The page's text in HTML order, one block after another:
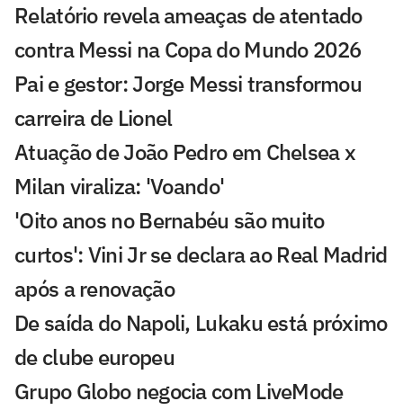
Relatório revela ameaças de atentado
contra Messi na Copa do Mundo 2026
Pai e gestor: Jorge Messi transformou
carreira de Lionel
Atuação de João Pedro em Chelsea x
Milan viraliza: 'Voando'
'Oito anos no Bernabéu são muito
curtos': Vini Jr se declara ao Real Madrid
após a renovação
De saída do Napoli, Lukaku está próximo
de clube europeu
Grupo Globo negocia com LiveMode